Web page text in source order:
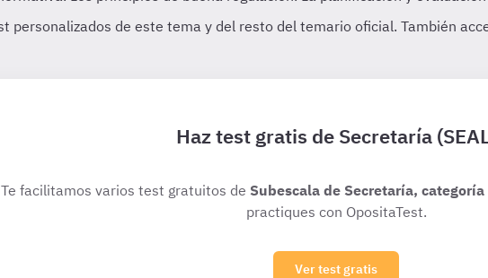
Haz test gratis de Secretaría
Te facilitamos varios test gratuitos de Subescala de Secretaría, categoría
practiques con OpositaTest.
Ver test gratis